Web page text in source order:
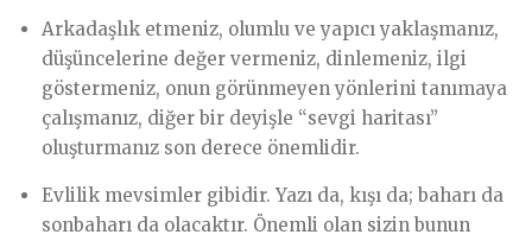
Arkadaşlık etmeniz, olumlu ve yapıcı yaklaşmanız,
düşüncelerine değer vermeniz, dinlemeniz, ilgi
göstermeniz, onun görünmeyen yönlerini tanımaya
çalışmanız, diğer bir deyişle “sevgi haritası”
oluşturmanız son derece önemlidir.
Evlilik mevsimler gibidir. Yazı da, kışı da; baharı da
sonbaharı da olacaktır. Önemli olan sizin bunun